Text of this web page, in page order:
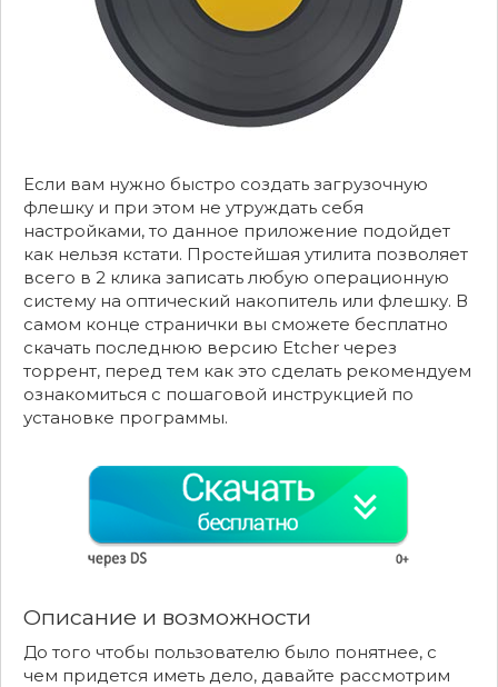
Если вам нужно быстро создать загрузочную
флешку и при этом не утруждать себя
настройками, то данное приложение подойдет
как нельзя кстати. Простейшая утилита позволяет
всего в 2 клика записать любую операционную
систему на оптический накопитель или флешку. В
самом конце странички вы сможете бесплатно
скачать последнюю версию Etcher через
торрент, перед тем как это сделать рекомендуем
ознакомиться с пошаговой инструкцией по
установке программы.
Описание и возможности
До того чтобы пользователю было понятнее, с
чем придется иметь дело, давайте рассмотрим